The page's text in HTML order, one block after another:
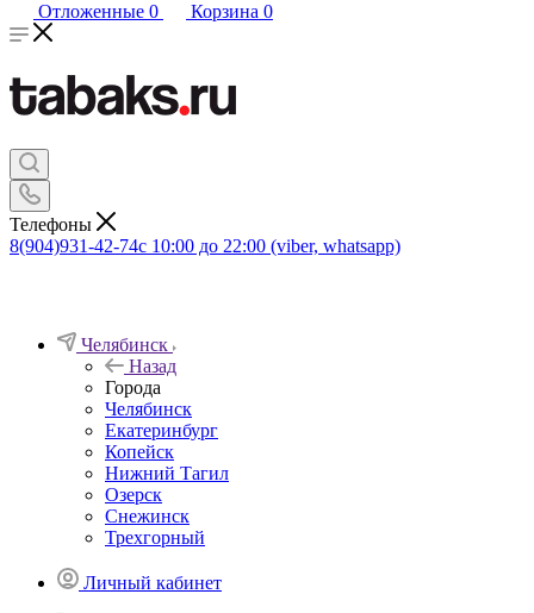
Отложенные 0 Корзина 0
Телефоны
8(904)931-42-74с 10:00 до 22:00 (viber, whatsapp)
Челябинск
Назад
Города
Челябинск
Екатеринбург
Копейск
Нижний Тагил
Озерск
Снежинск
Трехгорный
Личный кабинет